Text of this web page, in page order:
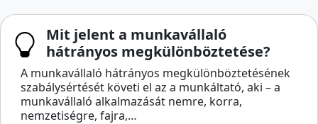
Mit jelent a munkavállaló
hátrányos megkülönböztetése?
A munkavállaló hátrányos megkülönböztetésének
szabálysértését követi el az a munkáltató, aki – a
munkavállaló alkalmazását nemre, korra,
nemzetiségre, fajra,…